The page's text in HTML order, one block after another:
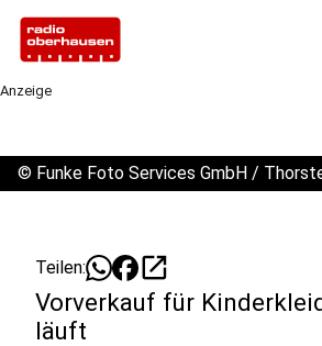
Anzeige
© Funke Foto Services GmbH /
Teilen: open_in_new
Vorverkauf für
läuft